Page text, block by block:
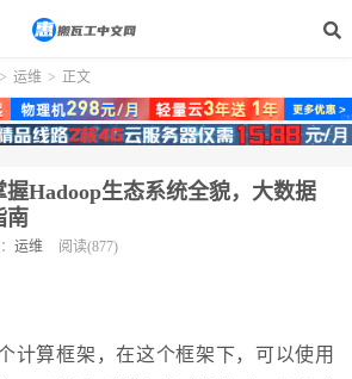
> 运维 > 正文
Hadoop生态系统全貌，大数据
南
运维 阅读(877)
计算框架，在这个框架下，可以使用